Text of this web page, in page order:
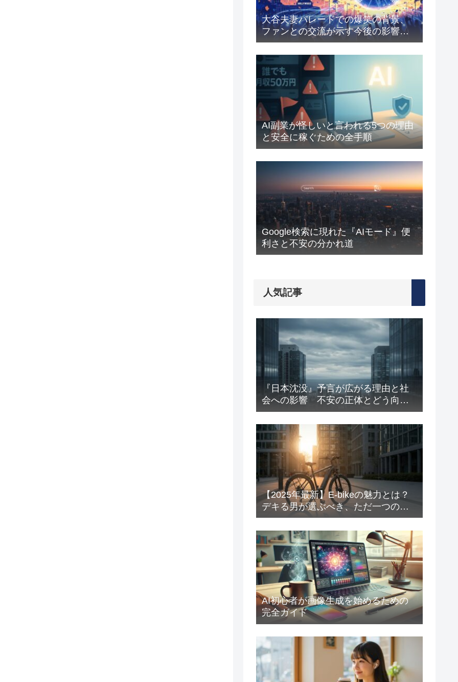
大谷夫妻パレードでの爆笑の背景、
ファンとの交流が示す今後の影響を
解説
AI副業が怪しいと言われる5つの理由
と安全に稼ぐための全手順
Google検索に現れた『AIモード』便
利さと不安の分かれ道
人気記事
『日本沈没』予言が広がる理由と社
会への影響 不安の正体とどう向き
合う？
【2025年最新】E-bikeの魅力とは？
デキる男が選ぶべき、ただ一つのお
すすめブランド「MOVE」を徹底解
剖
AI初心者が画像生成を始めるための
完全ガイド